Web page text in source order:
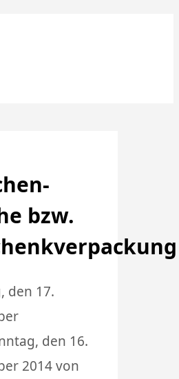
bzw.
den 17.
den 16.
2014von